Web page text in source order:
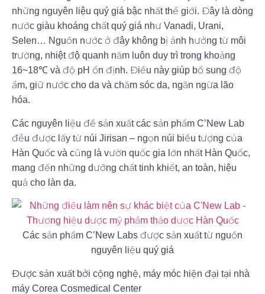
những nguyên liệu quý giá bậc nhất thế giới. Đây là dòng
nước giàu khoáng chất quý giá như Vanadi, Urani,
Selen… Nguồn nước ở đây không bị ảnh hưởng từ môi
trường, nhiệt độ quanh năm luôn duy trì trong khoảng
16~18℃ và độ pH ổn định. Điều này giúp bổ sung độ
ẩm, giữ nước cho da và chăm sóc da, ngăn ngừa lão
hóa.
Các nguyên liệu để sản xuất các sản phẩm C’New Lab
đều được lấy từ núi Jirisan – ngọn núi biểu tượng của
Hàn Quốc và cũng là vườn quốc gia lớn nhất Hàn Quốc,
mang đến những dưỡng chất tinh khiết, an toàn, hiệu
quả cho làn da.
Các sản phẩm C’New Labs được sản xuất từ nguồn
nguyên liệu quý giá
Được sản xuất bởi cộng nghệ, máy móc hiện đại tại nhà
máy Corea Cosmedical Center